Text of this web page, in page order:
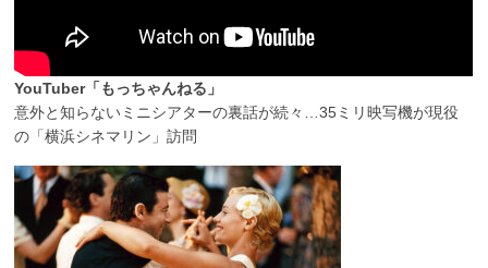
YouTuber「もっちゃんねる」
意外と知らないミニシアターの裏話が続々…35ミリ映写機が現役
の「横浜シネマリン」訪問